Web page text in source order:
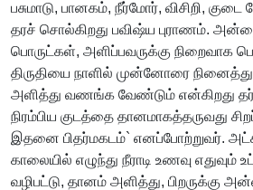
பசுமாடு, பானகம், நீர்மோர், விசிறி,
தரச் சொல்கிறது பவிஷ்ய புராணம்.
பொருட்கள், அளிப்பவருக்கு நிறைவாக
திருதியை நாளில் முன்னோரை
அளித்து வணங்க வேண்டும் என்கிறது
நிரம்பிய குடத்தை தானமாகத்தருவது
இதனை பிதர்மகடம்` எனப்போற்றுவர்.
காலையில் எழுந்து நீராடி உணவு
வழிபட்டு, தானம் அளித்து, பிறருக்கு